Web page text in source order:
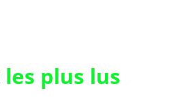
les plus lus